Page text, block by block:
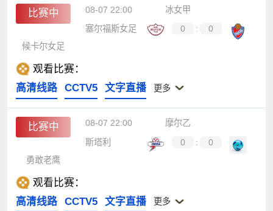
比赛中 08-07 22:00
冰女甲
塞尔福斯女足
0 :
0
候卡尔女足
观看比赛：
高清线路
CCTV5 文字直播 更多
比赛中 08-07 22:00
摩尔乙
斯塔利
0 :
0
勇敢老鹰
观看比赛：
高清线路
CCTV5 文字直播 更多